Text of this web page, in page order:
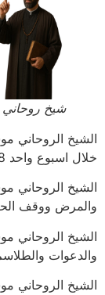
شيخ روحاني
الشيخ الروحاني
خلال اسبوع واحد 0033756755928
الشيخ الروحاني
والمرض ووقف الحال
الشيخ الروحاني
والدعوات والطلاسم
الشيخ الروحاني